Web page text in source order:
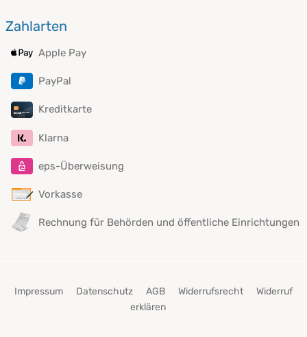
Zahlarten
Apple Pay
PayPal
Kreditkarte
Klarna
eps-Überweisung
Vorkasse
Rechnung für Behörden und öffentliche Einrichtungen
Impressum Datenschutz AGB Widerrufsrecht
Widerruf
erklären